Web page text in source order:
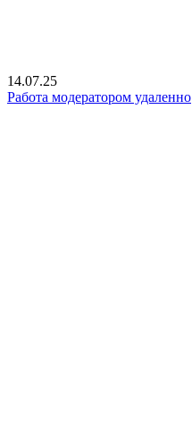
14.07.25
Работа модератором удаленно